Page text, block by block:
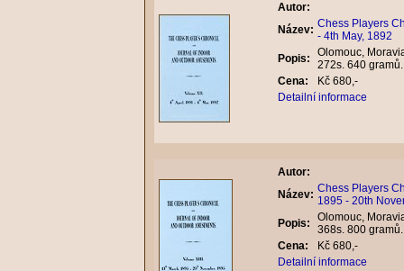
Autor:
Název: Chess Players
- 4th May, 1892
Popis:
Olomouc,
272s. 640
Cena:
Kč 680,-
Detailní informace
Autor:
Název: Chess Players
1895 - 20th
Popis:
Olomouc,
368s. 800
Cena:
Kč 680,-
Detailní informace